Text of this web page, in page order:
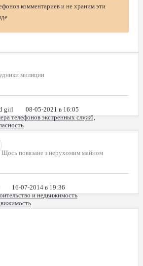
комментариев и не храним эти
милиции
girl
08-05-2021 в 16:05
телефонов экстренных служб,
Щось повязане з нерухомим майном
16-07-2014 в 19:36
и недвижимость